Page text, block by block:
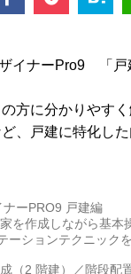
イナーPro9 「戸
方に分かりやすく
、戸建に特化し
ーPRO9 戸建編
を作成しながら基本
ーションテクニック
（2 階建）／階段配